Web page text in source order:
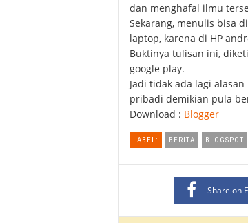
dan menghafal ilmu
Sekarang, menulis bisa
laptop, karena di HP
Buktinya tulisan ini,
google play.
Jadi tidak ada lagi
pribadi demikian pula
Download : Blogger
LABEL: BERITA BLOGSPOT
Share on